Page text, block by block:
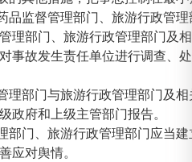
品监督管理部门、旅游行政管
理部门、旅游行政管理部门及
事故发生责任单位进行调查、
理部门与旅游行政管理部门及
政府和上级主管部门报告。
部门、旅游行政管理部门应当
应对舆情。